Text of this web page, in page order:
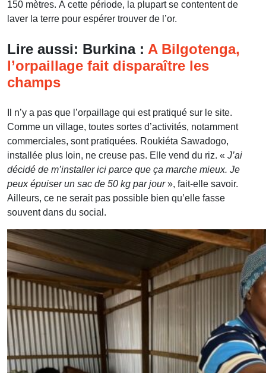
150 mètres. À cette période, la plupart se contentent de
laver la terre pour espérer trouver de l’or.
Lire aussi: Burkina : A Bilgotenga,
l’orpaillage fait disparaître les
champs
Il n’y a pas que l’orpaillage qui est pratiqué sur le site.
Comme un village, toutes sortes d’activités, notamment
commerciales, sont pratiquées. Roukiéta Sawadogo,
installée plus loin, ne creuse pas. Elle vend du riz. « J’ai
décidé de m’installer ici parce que ça marche mieux. Je
peux épuiser un sac de 50 kg par jour», fait-elle savoir.
Ailleurs, ce ne serait pas possible bien qu’elle fasse
souvent dans du social.